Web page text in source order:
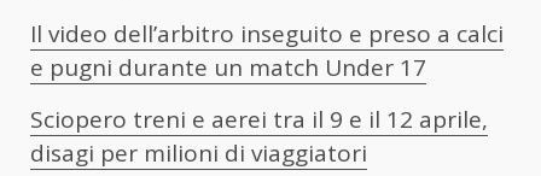
Il video dell’arbitro inseguito e preso a calci
e pugni durante un match Under 17
Sciopero treni e aerei tra il 9 e il 12 aprile,
disagi per milioni di viaggiatori